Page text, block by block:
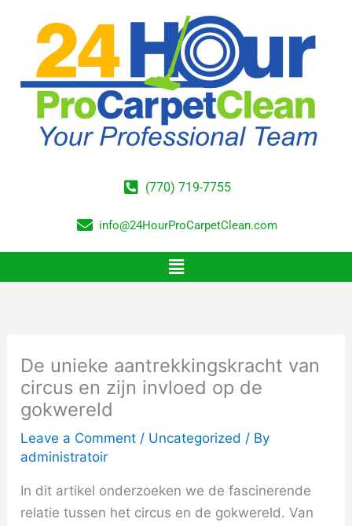
content
(770) 719-7755
info@24HourProCarpetClean.com
Menu
De unieke aantrekkingskracht van
circus en zijn invloed op de
gokwereld
Leave a Comment / Uncategorized / By
administratoir
In dit artikel onderzoeken we de fascinerende
relatie tussen het circus en de gokwereld. Van